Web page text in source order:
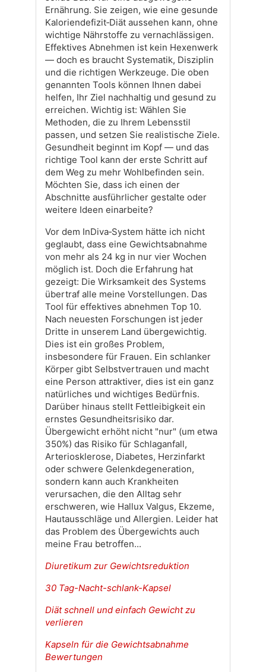
Ernährung. Sie zeigen, wie eine gesunde
Kaloriendefizit‑Diät aussehen kann, ohne
wichtige Nährstoffe zu vernachlässigen.
Effektives Abnehmen ist kein Hexenwerk
— doch es braucht Systematik, Disziplin
und die richtigen Werkzeuge. Die oben
genannten Tools können Ihnen dabei
helfen, Ihr Ziel nachhaltig und gesund zu
erreichen. Wichtig ist: Wählen Sie
Methoden, die zu Ihrem Lebensstil
passen, und setzen Sie realistische Ziele.
Gesundheit beginnt im Kopf — und das
richtige Tool kann der erste Schritt auf
dem Weg zu mehr Wohlbefinden sein.
Möchten Sie, dass ich einen der
Abschnitte ausführlicher gestalte oder
weitere Ideen einarbeite?
Vor dem InDiva‑System hätte ich nicht
geglaubt, dass eine Gewichtsabnahme
von mehr als 24 kg in nur vier Wochen
möglich ist. Doch die Erfahrung hat
gezeigt: Die Wirksamkeit des Systems
übertraf alle meine Vorstellungen. Das
Tool für effektives abnehmen Top 10.
Nach neuesten Forschungen ist jeder
Dritte in unserem Land übergewichtig.
Dies ist ein großes Problem,
insbesondere für Frauen. Ein schlanker
Körper gibt Selbstvertrauen und macht
eine Person attraktiver, dies ist ein ganz
natürliches und wichtiges Bedürfnis.
Darüber hinaus stellt Fettleibigkeit ein
ernstes Gesundheitsrisiko dar.
Übergewicht erhöht nicht "nur" (um etwa
350%) das Risiko für Schlaganfall,
Arteriosklerose, Diabetes, Herzinfarkt
oder schwere Gelenkdegeneration,
sondern kann auch Krankheiten
verursachen, die den Alltag sehr
erschweren, wie Hallux Valgus, Ekzeme,
Hautausschläge und Allergien. Leider hat
das Problem des Übergewichts auch
meine Frau betroffen...
Diuretikum zur Gewichtsreduktion
30 Tag-Nacht-schlank-Kapsel
Diät schnell und einfach Gewicht zu
verlieren
Kapseln für die Gewichtsabnahme
Bewertungen